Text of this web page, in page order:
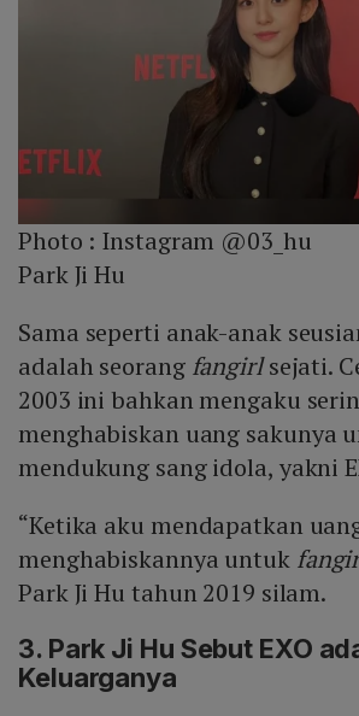
Photo : Instagram @03_hu
Park Ji Hu
Sama seperti anak-anak
adalah seorangfangirlsejati.
2003 ini bahkan mengaku
menghabiskan uang sakunya
mendukung sang idola, yakni
“Ketika aku mendapatkan
menghabiskannya untuk
Park Ji Hu tahun 2019 silam.
3. Park Ji Hu Sebut EXO
Keluarganya